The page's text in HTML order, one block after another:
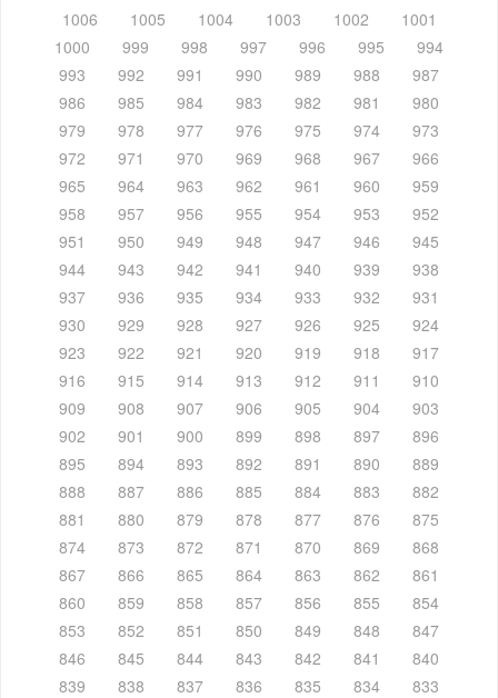
1006
1005 1004 1003 1002
1001
1000
999 998 997 996 995
994
993
992 991 990 989 988
987
986
985 984 983 982 981
980
979
978 977 976 975 974
973
972
971 970 969 968 967
966
965
964 963 962 961 960
959
958
957 956 955 954 953
952
951
950 949 948 947 946
945
944
943 942 941 940 939
938
937
936 935 934 933 932
931
930
929 928 927 926 925
924
923
922 921 920 919 918
917
916
915 914 913 912 911
910
909
908 907 906 905 904
903
902
901 900 899 898 897
896
895
894 893 892 891 890
889
888
887 886 885 884 883
882
881
880 879 878 877 876
875
874
873 872 871 870 869
868
867
866 865 864 863 862
861
860
859 858 857 856 855
854
853
852 851 850 849 848
847
846
845 844 843 842 841
840
839
838 837 836 835 834 833